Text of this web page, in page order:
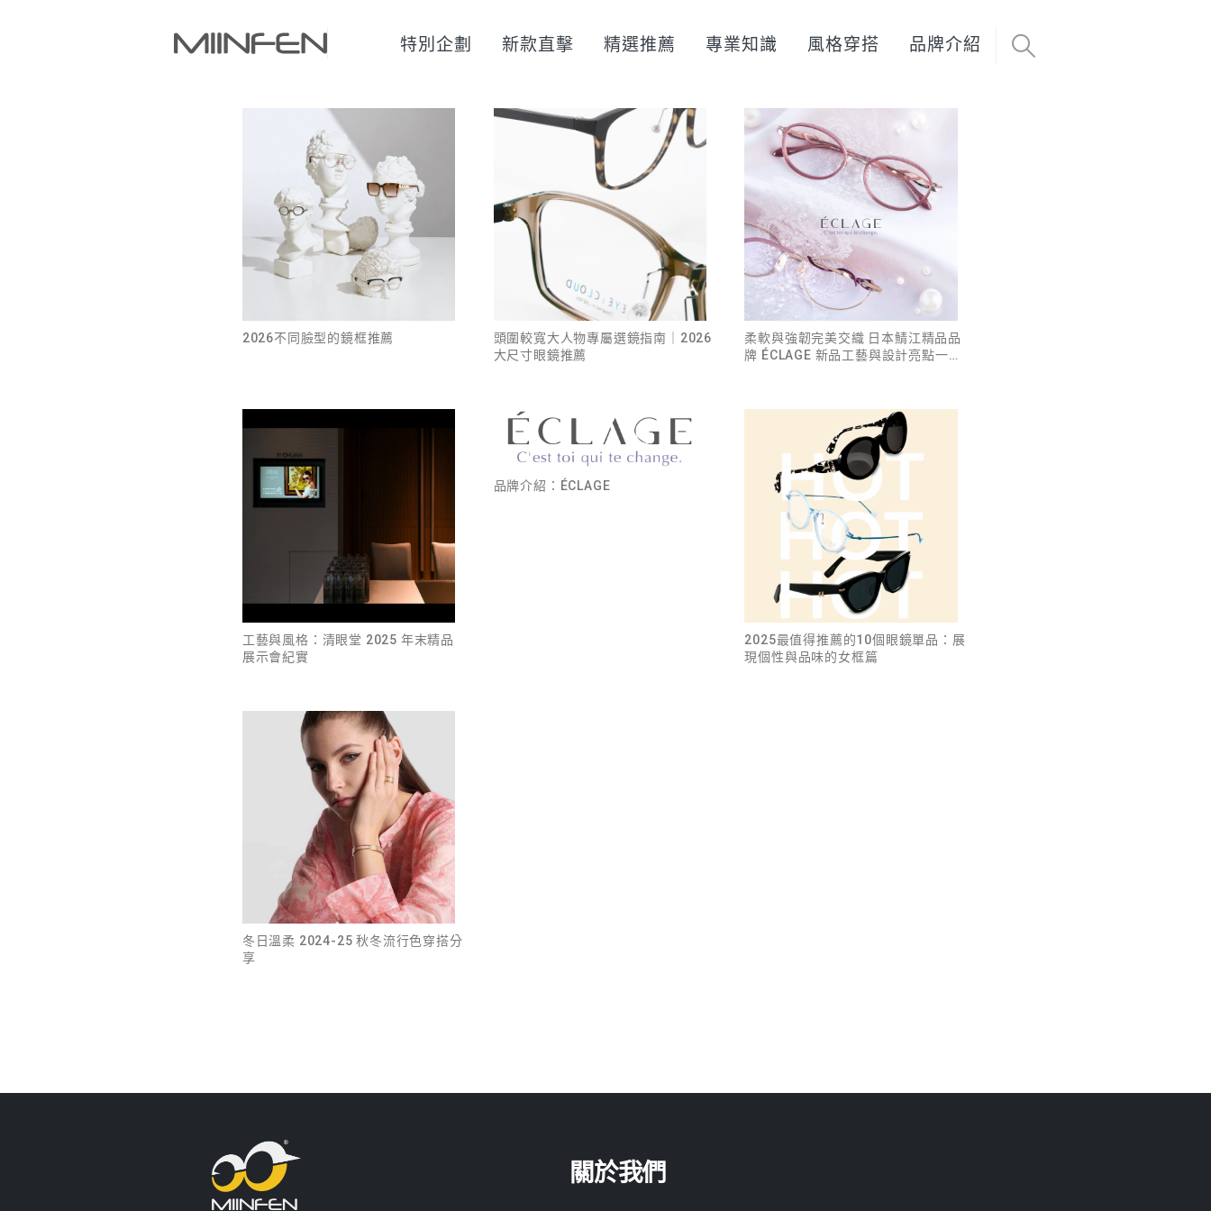
特別企劃 新款直擊 精選推薦 專業知識 風格穿搭 品牌介紹
2026不同臉型的鏡框推薦
頭圍較寬大人物專屬選鏡指南｜2026
大尺寸眼鏡推薦
柔軟與強韌完美交織 日本鯖江精品品
牌 ÉCLAGE 新品工藝與設計亮點一次
工藝與風格：清眼堂 2025 年末精品
展示會紀實
品牌介紹：ÉCLAGE
2025最值得推薦的10個眼鏡單品：展
現個性與品味的女框篇
冬日溫柔 2024-25 秋冬流行色穿搭分
享
關於我們